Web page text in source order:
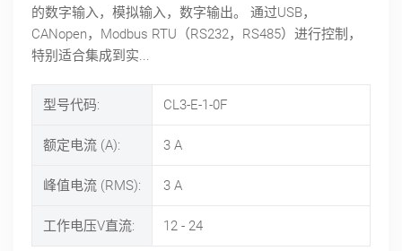
的数字输入，模拟输入，数字输出。 通过USB，
CANopen，Modbus RTU（RS232，RS485）进行控制，
特别适合集成到实...
型号代码: CL3-E-1-0F
额定电流 (A): 3 A
峰值电流 (RMS): 3 A
工作电压V直流: 12 - 24